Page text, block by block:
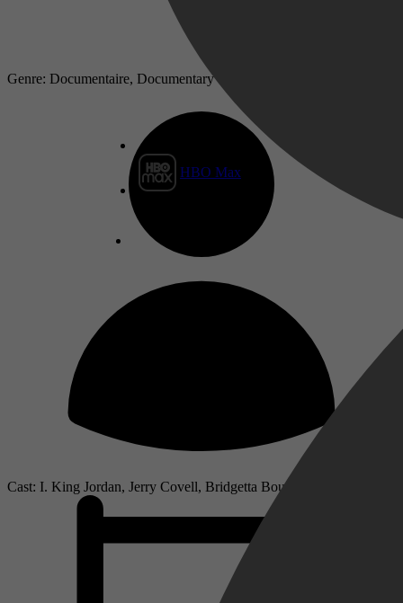
HBO Max
Genre: Documentaire, Documentary
Cast: I. King Jordan, Jerry Covell, Bridgetta Bourne-Firl